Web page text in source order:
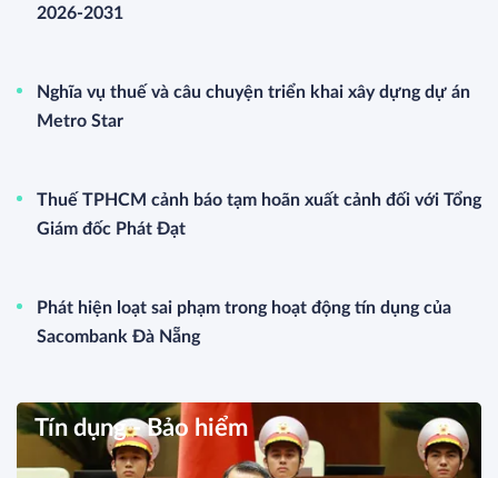
2026-2031
Nghĩa vụ thuế và câu chuyện triển khai xây dựng dự án
Metro Star
Thuế TPHCM cảnh báo tạm hoãn xuất cảnh đối với Tổng
Giám đốc Phát Đạt
Phát hiện loạt sai phạm trong hoạt động tín dụng của
Sacombank Đà Nẵng
Tín dụng - Bảo hiểm